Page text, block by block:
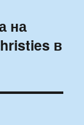
на
в